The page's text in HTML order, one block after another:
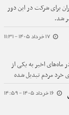
برای شرکت در این دور
شد.
17 خرداد 1405 - 11:31
ماه‌های اخیر به یکی از
خرد مردم تبدیل شده
بازار ارز و کاهش قدرت
به دنبال راهی برای
16 خرداد 1405 - 14:59